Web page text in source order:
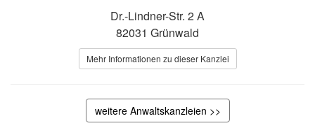
Dr.-Lindner-Str. 2 A
82031 Grünwald
Mehr Informationen zu dieser Kanzlei
weitere Anwaltskanzleien >>